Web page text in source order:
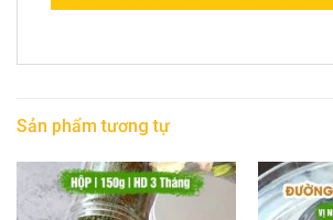
Sản phẩm tương tự